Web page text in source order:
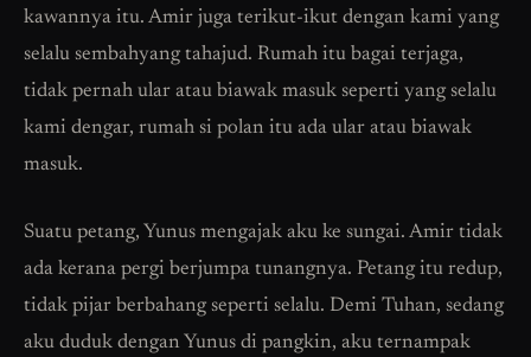
kawannya itu. Amir juga terikut-ikut dengan kami yang
selalu sembahyang tahajud. Rumah itu bagai terjaga,
tidak pernah ular atau biawak masuk seperti yang selalu
kami dengar, rumah si polan itu ada ular atau biawak
masuk.
Suatu petang, Yunus mengajak aku ke sungai. Amir tidak
ada kerana pergi berjumpa tunangnya. Petang itu redup,
tidak pijar berbahang seperti selalu. Demi Tuhan, sedang
aku duduk dengan Yunus di pangkin, aku ternampak